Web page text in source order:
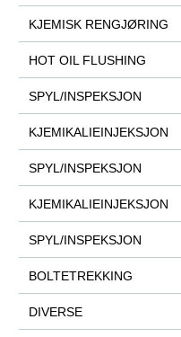
KJEMISK RENGJØRING
HOT OIL FLUSHING
SPYL/INSPEKSJON
KJEMIKALIEINJEKSJON
SPYL/INSPEKSJON
KJEMIKALIEINJEKSJON
SPYL/INSPEKSJON
BOLTETREKKING
DIVERSE